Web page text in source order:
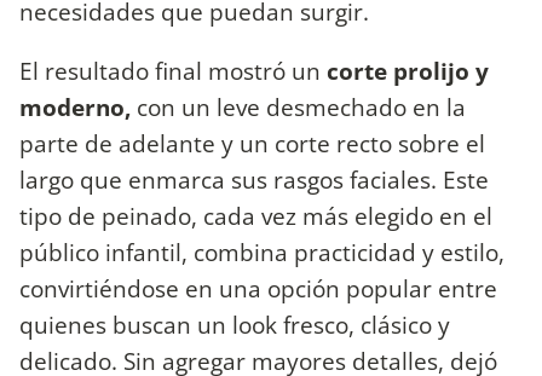
necesidades que puedan surgir.
El resultado final mostró un corte prolijo y
moderno, con un leve desmechado en la
parte de adelante y un corte recto sobre el
largo que enmarca sus rasgos faciales. Este
tipo de peinado, cada vez más elegido en el
público infantil, combina practicidad y estilo,
convirtiéndose en una opción popular entre
quienes buscan un look fresco, clásico y
delicado. Sin agregar mayores detalles, dejó